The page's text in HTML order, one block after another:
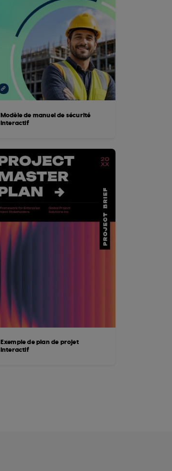
Modèle de manuel de sécurité
interactif
Exemple de plan de projet
interactif